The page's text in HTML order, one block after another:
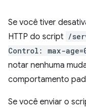
Se você tiver
HTTP do script /
Control: max-
notar nenhuma
comportamento
Se você enviar o